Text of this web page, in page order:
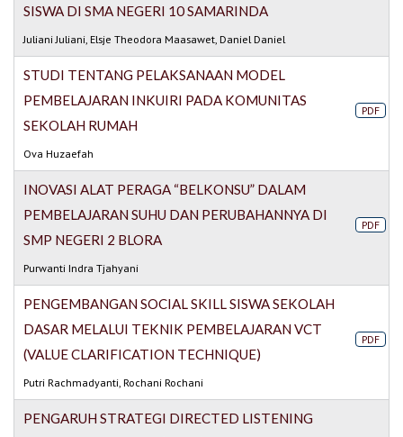
SISWA DI SMA NEGERI 10 SAMARINDA
Juliani Juliani, Elsje Theodora Maasawet, Daniel Daniel
STUDI TENTANG PELAKSANAAN MODEL
PEMBELAJARAN INKUIRI PADA KOMUNITAS
SEKOLAH RUMAH
Ova Huzaefah
PDF
INOVASI ALAT PERAGA “BELKONSU” DALAM
PEMBELAJARAN SUHU DAN PERUBAHANNYA DI
SMP NEGERI 2 BLORA
Purwanti Indra Tjahyani
PDF
PENGEMBANGAN SOCIAL SKILL SISWA SEKOLAH
DASAR MELALUI TEKNIK PEMBELAJARAN VCT
(VALUE CLARIFICATION TECHNIQUE)
Putri Rachmadyanti, Rochani Rochani
PDF
PENGARUH STRATEGI DIRECTED LISTENING